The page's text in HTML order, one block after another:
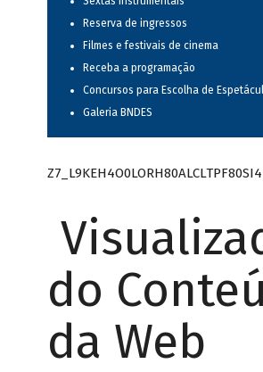
Reserva de ingressos
Filmes e festivais de cinema
Receba a programação
Concursos para Escolha de
Galeria BNDES
Z7_L9KEH4O0LORH80ALCLTPF80SI4
do
da Web